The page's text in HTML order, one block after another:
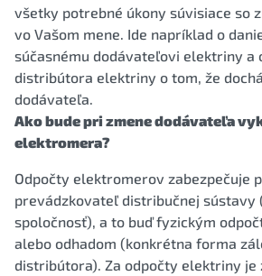
všetky potrebné úkony súvisiace so
vo Vašom mene. Ide napríklad o
súčasnému dodávateľovi elektriny a
distribútora elektriny o tom, že
dodávateľa.
Ako bude pri zmene dodávateľa
elektromera?
Odpočty elektromerov zabezpečuje
prevádzkovateľ distribučnej sústavy
spoločnosť), a to buď fyzickým
alebo odhadom (konkrétna forma
distribútora). Za odpočty elektriny je